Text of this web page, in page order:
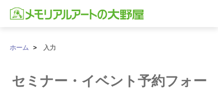
ホーム 入力
セミナー・イベント予約フォー